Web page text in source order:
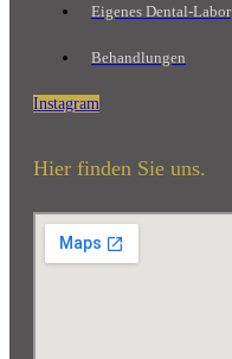
Eigenes Dental-Labor
Behandlungen
Instagram
Hier finden Sie uns.